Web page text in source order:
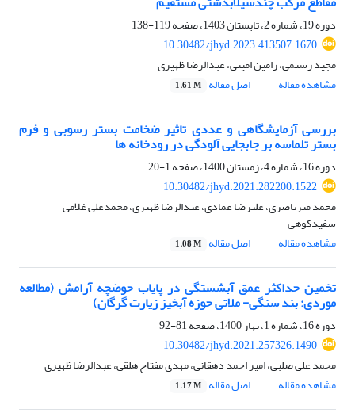
دوره 19، شماره 2، تابستان 1403، صفحه
119-138
10.30482/jhyd.2023.413507.1670
مجید رستمی، رامین امینی، عبدالرضا ظهیری
مشاهده مقاله
اصل مقاله 1.61 M
بررسی آزمایشگاهی و عددی تاثیر ضخامت بستر رسوبی و فرم
بستر تلماسه بر جابجایی آلودگی در رودخانه ها
دوره 16، شماره 4، زمستان 1400، صفحه
1-20
10.30482/jhyd.2021.282200.1522
محمد میرناصری، علیرضا عمادی، عبدالرضا ظهیری، محمدعلی غلامی
سفیدکوهی
مشاهده مقاله
اصل مقاله 1.08 M
تخمین حداکثر عمق آبشستگی در پایاب حوضچه آرامش (مطالعه
موردی: بند سنگی- ملاتی حوزه آبخیز زیارت گرگان)
دوره 16، شماره 1، بهار 1400، صفحه
81-92
10.30482/jhyd.2021.257326.1490
محمد علی صلبی، امیر احمد دهقانی، مهدی مفتاح هلقی، عبدالرضا ظهیری
مشاهده مقاله
اصل مقاله 1.17 M